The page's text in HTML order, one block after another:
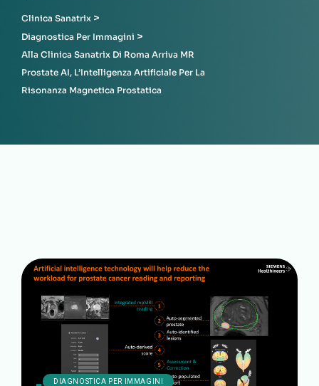
Clinica Sanatrix >
Diagnostica Per Immagini >
Alla Clinica Sanatrix Di Roma Arriva MR
Prostate AI, L’Intelligenza Artificiale Per La
Risonanza Magnetica Prostatica
DIAGNOSTICA PER IMMAGINI